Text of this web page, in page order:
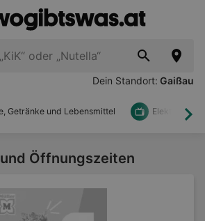
Dein Standort: Gaißau
Getränke und Lebensmittel Elektronik
Öffnungszeiten